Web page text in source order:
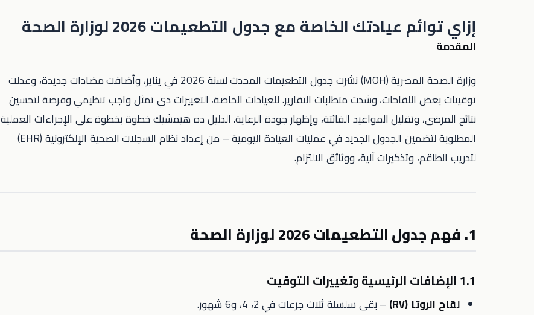
إزاي توائم عيادتك الخاصة مع جدول التطعيمات 2026 لوزارة الصحة
المقدمة
وزارة الصحة المصرية (MOH) نشرت جدول التطعيمات المحدث لسنة 2026 في يناير، وأضافت مضادات جديدة، وعدلت
توقيتات بعض اللقاحات، وشدت متطلبات التقارير. للعيادات الخاصة، التغييرات دي تمثل واجب تنظيمي وفرصة لتحسين
نتائج المرضى، وتقليل المواعيد الفائتة، وإظهار جودة الرعاية. الدليل ده هيمشيك خطوة بخطوة على الإجراءات العملية
المطلوبة لتضمين الجدول الجديد في عمليات العيادة اليومية – من إعداد نظام السجلات الصحية الإلكترونية (EHR)
لتدريب الطاقم، وتذكيرات آلية، ووثائق الالتزام.
1. فهم جدول التطعيمات 2026 لوزارة الصحة
1.1 الإضافات الرئيسية وتغييرات التوقيت
لقاح الروتا (RV)
– بقى سلسلة ثلاث جرعات في 2، 4، و6 شهور.